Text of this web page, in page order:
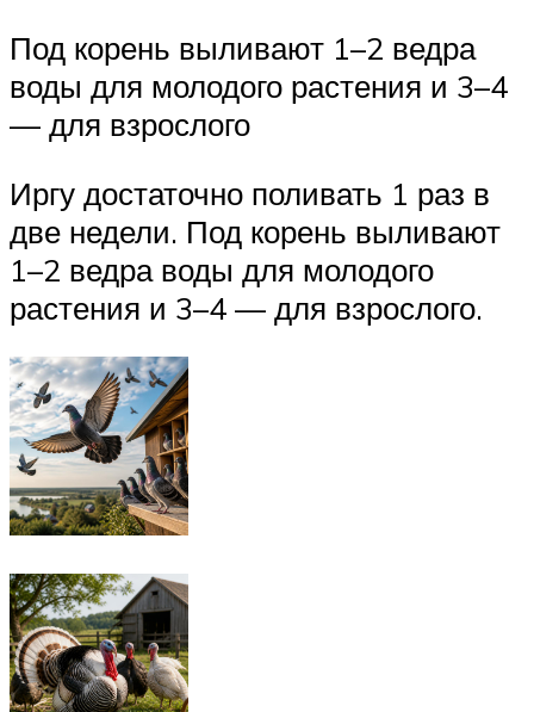
Под корень выливают 1–2 ведра
воды для молодого растения и 3–4
— для взрослого
Иргу достаточно поливать 1 раз в
две недели. Под корень выливают
1–2 ведра воды для молодого
растения и 3–4 — для взрослого.